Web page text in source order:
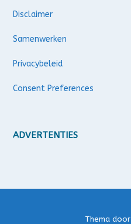
Disclaimer
Samenwerken
Privacybeleid
Consent Preferences
ADVERTENTIES
Thema door